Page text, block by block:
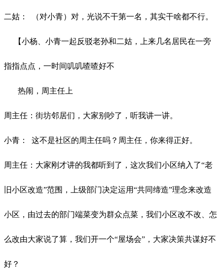
二姑： （对小青）对，光说不干第一名，其实干啥都不行。
【小杨、小青一起反驳老孙和二姑，上来几名居民在一旁
指指点点，一时间叽叽喳喳好不
热闹，周主任上
周主任：街坊邻居们，大家别吵了，听我讲一讲。
小青： 这不是社区的周主任吗？周主任，你来得正好。
周主任：大家刚才讲的我都听到了，这次我们小区纳入了“老
旧小区改造”范围，上级部门决定运用“共同缔造”理念来改造
小区，由过去的部门端菜变为群众点菜，我们小区改不改、怎
么改由大家说了算，我们开一个“屋场会”，大家决策共谋好不
好？